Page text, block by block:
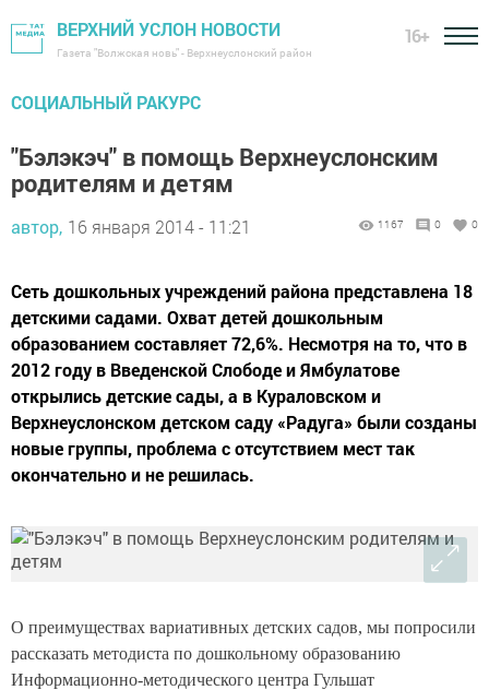
ВЕРХНИЙ УСЛОН НОВОСТИ
Газета "Волжская новь" - Верхнеуслонский район
16+
СОЦИАЛЬНЫЙ РАКУРС
"Бэлэкэч" в помощь Верхнеуслонским
родителям и детям
автор, 16 января 2014 - 11:21 1167 0 0
Сеть дошкольных учреждений района представлена 18
детскими садами. Охват детей дошкольным
образованием составляет 72,6%. Несмотря на то, что в
2012 году в Введенской Слободе и Ямбулатове
открылись детские сады, а в Кураловском и
Верхнеуслонском детском саду «Радуга» были созданы
новые группы, проблема с отсутствием мест так
окончательно и не решилась.
О преимуществах вариативных детских садов, мы попросили
рассказать методиста по дошкольному образованию
Информационно-методического центра Гульшат